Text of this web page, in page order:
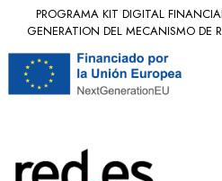
PROGRAMA KIT DIGITAL
GENERATION DEL MECANISMO DE